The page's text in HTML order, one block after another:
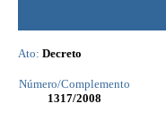
Ato: Decreto
Número/Complemento
1317/2008